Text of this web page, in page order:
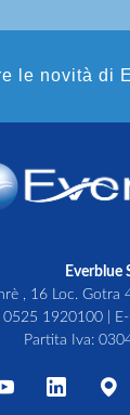
le novità di
Everblue
, 16 Loc. Gotra
0525 1920100| E-
Partita Iva: